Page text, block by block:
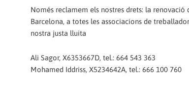
Només reclamem els nostres drets: la renovació
Barcelona, a totes les associacions de
nostra justa lluita
Ali Sagor, X6353667D, tel.: 664 543 363
Mohamed Iddriss, X5234642A, tel.: 666 100 760